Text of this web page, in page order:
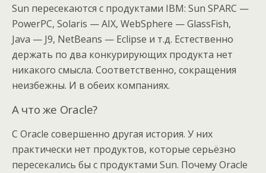
Sun пересекаются с продуктами IBM: Sun SPARC —
PowerPC, Solaris — AIX, WebSphere — GlassFish,
Java — J9, NetBeans — Eclipse и т.д. Естественно
держать по два конкурирующих продукта нет
никакого смысла. Соответственно, сокращения
неизбежны. И в обеих компаниях.
А что же Oracle?
С Oracle совершенно другая история. У них
практически нет продуктов, которые серьёзно
пересекались бы с продуктами Sun. Почему Oracle